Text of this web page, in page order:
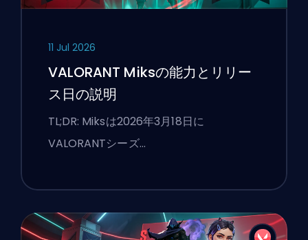
11 Jul 2026
VALORANT Miksの能力とリリー
ス日の説明
TL;DR: Miksは2026年3月18日に
VALORANTシーズ…